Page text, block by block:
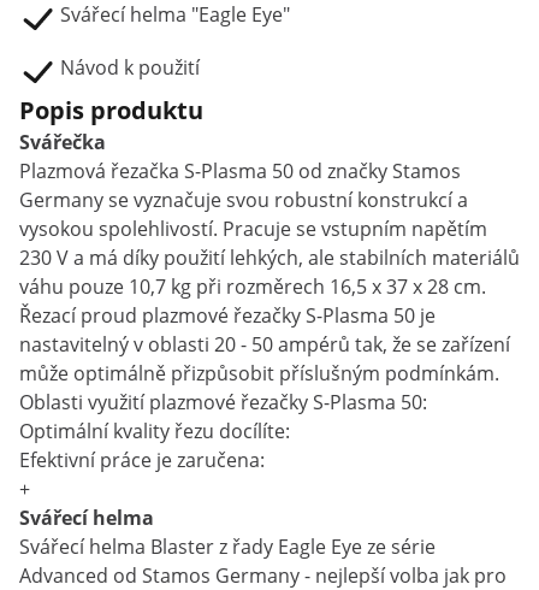
Svářecí helma "Eagle Eye"
Návod k použití
Popis produktu
Svářečka
Plazmová řezačka S-Plasma 50 od značky Stamos
Germany se vyznačuje svou robustní konstrukcí a
vysokou spolehlivostí. Pracuje se vstupním napětím
230 V a má díky použití lehkých, ale stabilních materiálů
váhu pouze 10,7 kg při rozměrech 16,5 x 37 x 28 cm.
Řezací proud plazmové řezačky S-Plasma 50 je
nastavitelný v oblasti 20 - 50 ampérů tak, že se zařízení
může optimálně přizpůsobit příslušným podmínkám.
Oblasti využití plazmové řezačky S-Plasma 50:
Optimální kvality řezu docílíte:
Efektivní práce je zaručena:
+
Svářecí helma
Svářecí helma Blaster z řady Eagle Eye ze série
Advanced od Stamos Germany - nejlepší volba jak pro